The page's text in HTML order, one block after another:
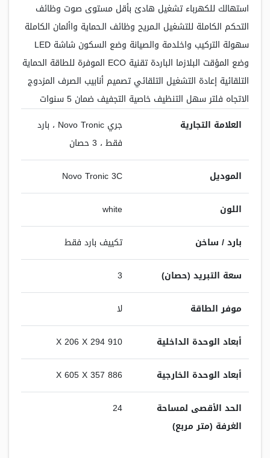
استهالك للكهرباء تشغيل هادئ بأقل مستوى صوت وظائف
التحكم الكاملة للتشغيل الـمريح وظائف الـحماية واألمان الكاملة
سهولة التركيب واخلدمة والصيانة وضع السكون شاشة LED
وضع المؤقت البلازما الباردة تقنية ECO الموفرة للطاقة الحماية
التلقائية إعادة التشغيل التلقائي تصميم أنابيب الصرف المزدوج
الاتجاه فلتر سهل التنظيف خاصية التجفيف ضمان 5 سنوات
العلامة التجارية
جري Novo Tronic ، بارد
فقط ، 3 حصان
الموديل Novo Tronic 3C
اللون white
بارد / ساخن تكييف بارد فقط
سعة التبريد (حصان) 3
موفر الطاقة لا
أبعاد الوحدة الداخلية 910 X 206 X 294
أبعاد الوحدة الخارجية 886 X 605 X 357
الحد الأقصى لمساحة
الغرفة (متر مربع)
24